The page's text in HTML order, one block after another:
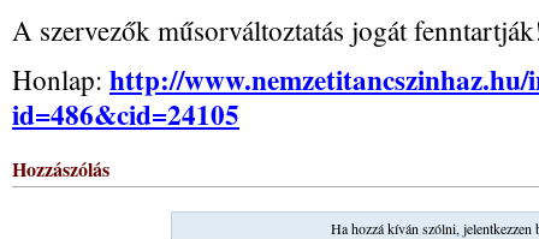
A szervezők műsorváltoztatás jogát
Honlap: http://www.nemzetitancszinhaz.hu/
id=486&cid=24105
Hozzászólás
Ha hozzá kíván szólni, jelentkezzen